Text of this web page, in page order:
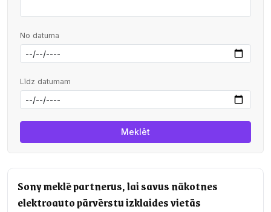
No datuma
Līdz datumam
Sony meklē partnerus, lai savus nākotnes
elektroauto pārvērstu izklaides vietās